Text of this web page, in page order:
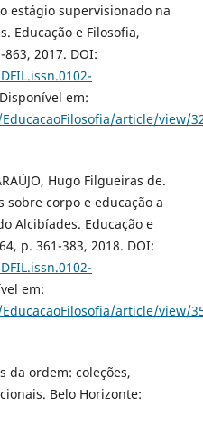
estágio supervisionado na
Educação e Filosofia,
2017. DOI:
em:
article/view/
Hugo Filgueiras de.
sobre corpo e educação a
Alcibíades. Educação e
p. 361-383, 2018. DOI:
em:
article/view/
da ordem: coleções,
Belo Horizonte: